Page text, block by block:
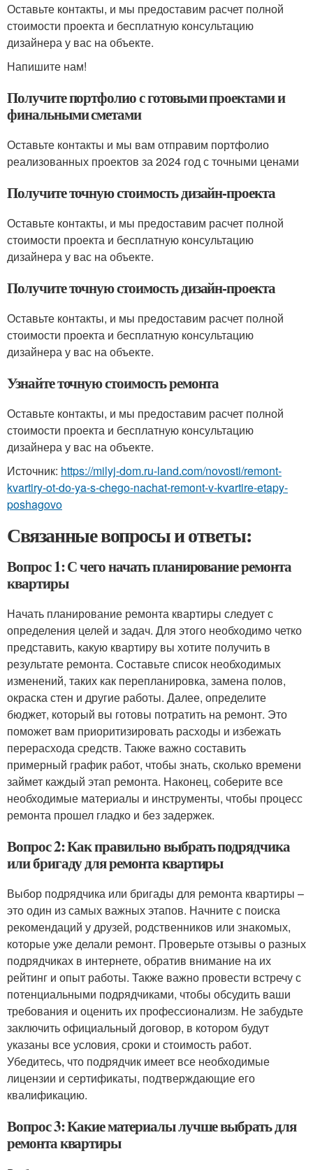
Оставьте контакты, и мы предоставим расчет полной
стоимости проекта и бесплатную консультацию
дизайнера у вас на объекте.
Напишите нам!
Получите портфолио с готовыми проектами и
финальными сметами
Оставьте контакты и мы вам отправим портфолио
реализованных проектов за 2024 год с точными ценами
Получите точную стоимость дизайн-проекта
Оставьте контакты, и мы предоставим расчет полной
стоимости проекта и бесплатную консультацию
дизайнера у вас на объекте.
Получите точную стоимость дизайн-проекта
Оставьте контакты, и мы предоставим расчет полной
стоимости проекта и бесплатную консультацию
дизайнера у вас на объекте.
Узнайте точную стоимость ремонта
Оставьте контакты, и мы предоставим расчет полной
стоимости проекта и бесплатную консультацию
дизайнера у вас на объекте.
Источник: https://milyj-dom.ru-land.com/novosti/remont-
kvartiry-ot-do-ya-s-chego-nachat-remont-v-kvartire-etapy-
poshagovo
Связанные вопросы и ответы:
Вопрос 1: С чего начать планирование ремонта
квартиры
Начать планирование ремонта квартиры следует с
определения целей и задач. Для этого необходимо четко
представить, какую квартиру вы хотите получить в
результате ремонта. Составьте список необходимых
изменений, таких как перепланировка, замена полов,
окраска стен и другие работы. Далее, определите
бюджет, который вы готовы потратить на ремонт. Это
поможет вам приоритизировать расходы и избежать
перерасхода средств. Также важно составить
примерный график работ, чтобы знать, сколько времени
займет каждый этап ремонта. Наконец, соберите все
необходимые материалы и инструменты, чтобы процесс
ремонта прошел гладко и без задержек.
Вопрос 2: Как правильно выбрать подрядчика
или бригаду для ремонта квартиры
Выбор подрядчика или бригады для ремонта квартиры –
это один из самых важных этапов. Начните с поиска
рекомендаций у друзей, родственников или знакомых,
которые уже делали ремонт. Проверьте отзывы о разных
подрядчиках в интернете, обратив внимание на их
рейтинг и опыт работы. Также важно провести встречу с
потенциальными подрядчиками, чтобы обсудить ваши
требования и оценить их профессионализм. Не забудьте
заключить официальный договор, в котором будут
указаны все условия, сроки и стоимость работ.
Убедитесь, что подрядчик имеет все необходимые
лицензии и сертификаты, подтверждающие его
квалификацию.
Вопрос 3: Какие материалы лучше выбрать для
ремонта квартиры